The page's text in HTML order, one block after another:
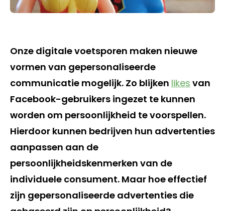
Onze digitale voetsporen maken nieuwe
vormen van gepersonaliseerde
communicatie mogelijk. Zo blijken likes van
Facebook-gebruikers ingezet te kunnen
worden om persoonlijkheid te voorspellen.
Hierdoor kunnen bedrijven hun advertenties
aanpassen aan de
persoonlijkheidskenmerken van de
individuele consument. Maar hoe effectief
zijn gepersonaliseerde advertenties die